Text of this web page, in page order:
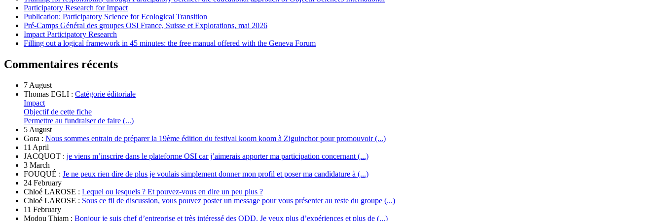
Participatory Research for Impact
Publication: Participatory Science for Ecological Transition
Pré-Camps Général des groupes OSI France, Suisse et Explorations, mai 2026
Impact Participatory Research
Filling out a logical framework in 45 minutes: the free manual offered with the Geneva Forum
Commentaires récents
7 August
Thomas EGLI : Catégorie éditoriale
Impact
Objectif de cette fiche
Permettre au fundraiser de faire (...)
5 August
Gora : Nous sommes entrain de préparer la 19ème édition du festival koom koom à Ziguinchor pour promouvoir (...)
11 April
JACQUOT : je viens m’inscrire dans le plateforme OSI car j’aimerais apporter ma participation concernant (...)
3 March
FOUQUÉ : Je ne peux rien dire de plus je voulais simplement donner mon profil et poser ma candidature à (...)
24 February
Chloé LAROSE : Lequel ou lesquels ? Et pouvez-vous en dire un peu plus ?
Chloé LAROSE : Sous ce fil de discussion, vous pouvez poster un message pour vous présenter au reste du groupe (...)
11 February
Modou Thiam : Bonjour je suis chef d’entreprise et très intéressé des ODD. Je veux plus d’expériences et plus de (...)